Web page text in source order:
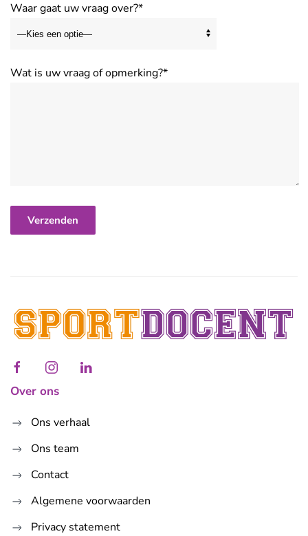
Waar gaat uw vraag over?*
Wat is uw vraag of opmerking?*
Over ons
Ons verhaal
Ons team
Contact
Algemene voorwaarden
Privacy statement